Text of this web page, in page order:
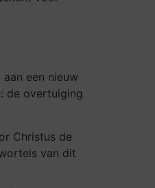
een nieuw
de overtuiging
Christus de
van dit